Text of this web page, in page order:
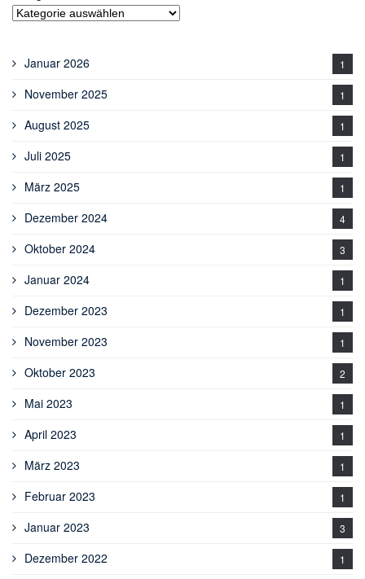
Januar 2026 1
November 2025 1
August 2025 1
Juli 2025 1
März 2025 1
Dezember 2024 4
Oktober 2024 3
Januar 2024 1
Dezember 2023 1
November 2023 1
Oktober 2023 2
Mai 2023 1
April 2023 1
März 2023 1
Februar 2023 1
Januar 2023 3
Dezember 2022 1